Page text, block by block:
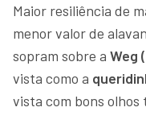
Maior resiliência de
menor valor de
sopram sobre a Weg
vista como a
vista com bons olhos